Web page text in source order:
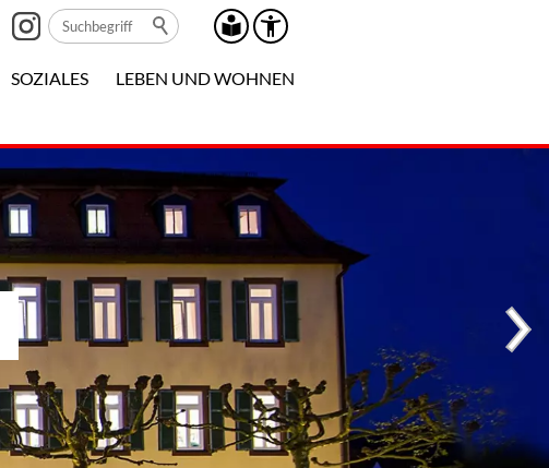
SOZIALES LEBEN UND WOHNEN